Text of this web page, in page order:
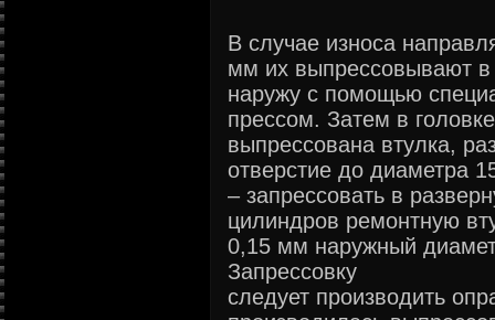
В случае износа
мм их выпрессовывают в
наружу с помощью
прессом. Затем в
выпрессована втулка,
отверстие до диаметра
– запрессовать в
цилиндров ремонтную
0,15 мм наружный
Запрессовку
следует производить